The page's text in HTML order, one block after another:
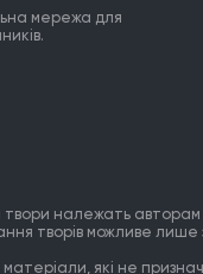
мережа для
твори належать
творів можливе лише
які не